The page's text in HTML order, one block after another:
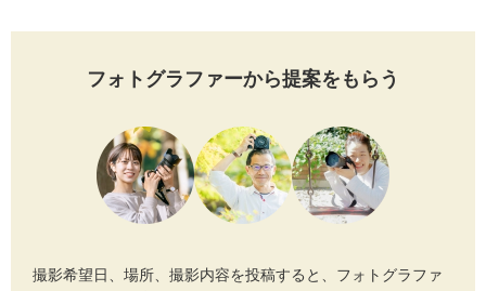
フォトグラファーから提案をもらう
撮影希望日、場所、撮影内容を投稿すると、フォトグラファ